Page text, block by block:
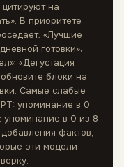
на
В приоритете
«Лучшие
готовки»;
«Дегустация
блоки на
Самые слабые
упоминание в 0
упоминание в 0 из 8
фактов,
эти модели